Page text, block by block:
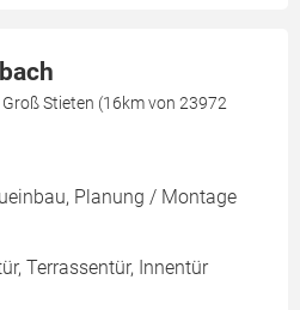
Stieten (16km von 23972
Planung / Montage
Terrassentür, Innentür